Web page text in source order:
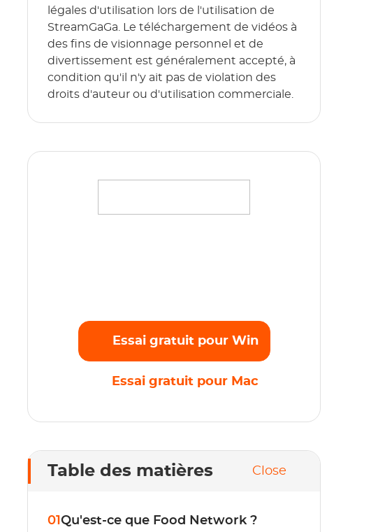
légales d'utilisation lors de l'utilisation de
StreamGaGa. Le téléchargement de vidéos à
des fins de visionnage personnel et de
divertissement est généralement accepté, à
condition qu'il n'y ait pas de violation des
droits d'auteur ou d'utilisation commerciale.
Essai gratuit pour Win
Essai gratuit pour Mac
Table des matières Close
01 Qu'est-ce que Food Network ?